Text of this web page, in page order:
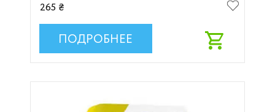
265 ₴
ПОДРОБНЕЕ